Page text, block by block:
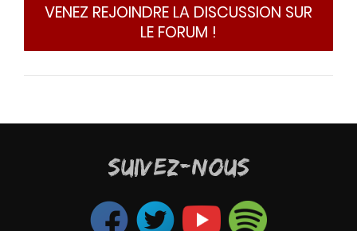
VENEZ REJOINDRE LA DISCUSSION SUR
LE FORUM !
SUIVEZ-NOUS